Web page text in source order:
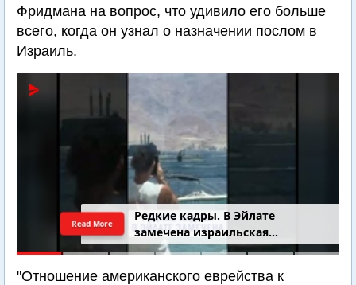
Фридмана на вопрос, что удивило его больше
всего, когда он узнал о назначении послом в
Израиль.
4-летний Юваль Коган найден
добровольцами
Read More
"Отношение американского еврейства к